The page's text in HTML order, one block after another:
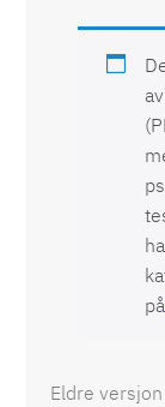
på
Eldre